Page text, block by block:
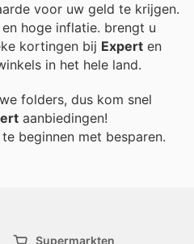
voor uw geld te krijgen.
hoge inflatie. brengt u
kortingen bij Expert en
in het hele land.
folders, dus kom snel
aanbiedingen!
beginnen met besparen.
Supermarkten